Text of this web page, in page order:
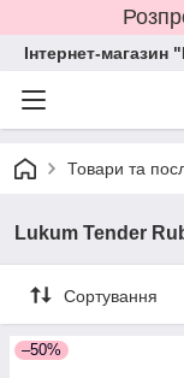
Інтернет-
Товари та
Lukum Tender
Сортування
–50%